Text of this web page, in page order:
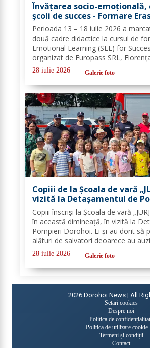
Învățarea socio-emoțională,
școli de succes - Formare
două cadre didactice de la
Gimnazială „Spiru Haret”
Perioada 13 – 18 iulie 2026 a
două cadre didactice la cursul de
Emotional Learning (SEL) for
organizat de Europass SRL,
prin programul de Acreditare
educație școlară număr de referință...
28 iulie 2026 Galerie foto
Copiii de la Școala de vară
vizită la Detașamentul de
Dorohoi - FOTO
Copiii înscriși la Școala de vară
în această dimineață, în vizită la
Pompieri Dorohoi. Ei și-au dorit să
alături de salvatori deoarece au
care au participat și de oamenii pe
a lungul timpului. „Ne...
28 iulie 2026 Galerie foto
2026 Dorohoi News | All
Setari cookies
Despre noi
Politica de
Politica de utilizare
Termeni și condiții
Contact